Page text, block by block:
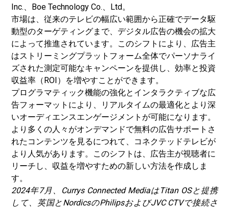
Inc.、Boe Technology Co.、Ltd。
市場は、従来のテレビの幅広い範囲から正確でデータ駆
動型のターゲティングまで、デジタル広告の機会の拡大
によって推進されています。このシフトにより、広告主
はストリーミングプラットフォーム全体でパーソナライ
ズされた測定可能なキャンペーンを提供し、効率と投資
収益率（ROI）を増やすことができます。
プログラマティック機能の強化とインタラクティブな広
告フォーマットにより、リアルタイムの最適化とより深
いオーディエンスエンゲージメントが可能になります。
より多くの人々がオンデマンドで無料の広告サポートさ
れたコンテンツを見るにつれて、コネクテッドテレビが
より人気があります。このシフトは、広告主が視聴者に
リーチし、収益を増やすための新しい方法を作成しま
す。
2024年7月、Currys Connected MediaはTitan OSと提携
して、英国とNordicsのPhilipsおよびJVC CTVで接続さ